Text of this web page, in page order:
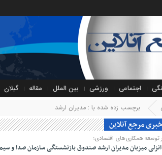
اجتماعی ورزشی بین الملل مقاله گیلان
برچسب زده شده با : مدیران ارشد
مرجع آنلاین
توسعه همکاری‌های اقتصادی؛
انزلی میزبان مدیران ارشد صندوق بازنشستگی سازمان صدا و